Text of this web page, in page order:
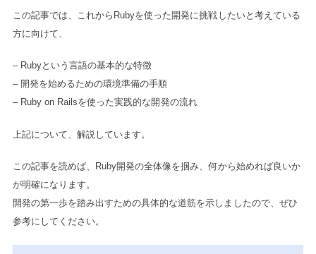
この記事では、これからRubyを使った開発に挑戦したいと考えている
方に向けて、
– Rubyという言語の基本的な特徴
– 開発を始めるための環境準備の手順
– Ruby on Railsを使った実践的な開発の流れ
上記について、解説しています。
この記事を読めば、Ruby開発の全体像を掴み、何から始めれば良いか
が明確になります。
開発の第一歩を踏み出すための具体的な道筋を示しましたので、ぜひ
参考にしてください。